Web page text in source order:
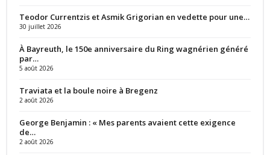
Teodor Currentzis et Asmik Grigorian en vedette pour une…
30 juillet 2026
À Bayreuth, le 150e anniversaire du Ring wagnérien généré
par…
5 août 2026
Traviata et la boule noire à Bregenz
2 août 2026
George Benjamin : « Mes parents avaient cette exigence
de…
2 août 2026